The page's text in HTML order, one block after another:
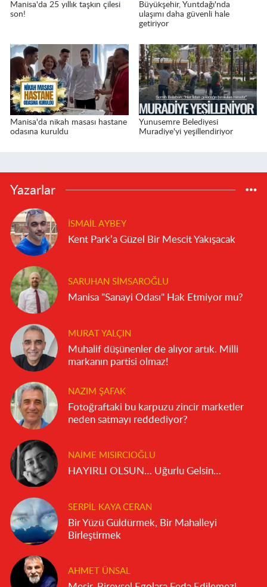
Manisa'da 25 yıllık taşkın çilesi
son!
Büyükşehir, Yuntdağı'nda
ulaşımı daha güvenli hale
getiriyor
Manisa'da nikah masası hastane
odasına kuruldu
Yunusemre Belediyesi
Muradiye'yi yeşillendiriyor
Yazarlar
İSMAIL AYBEY
Kent Park’a Güzel Bir Mescit Yakışacak
SARUHAN SIMSAROĞLU
Manisa "Sanayi Odası" Hak Etmiyor mu?
MURAT YALÇIN
Muhalif düşünenler de alıyor artık. Milli
markanın partisi olmaz!
NAZIM ŞAFAK
Fotoğraftaki bu karpuzu zincir marketler
neden satmayı reddediyor?
NAIME MISIRCIOĞLU
HAYIRLI OLSUN… Uğurlu Gelsin…
SERPIL KAYA CERAN
Bir Yüzü Güldürmek, Bir Mahalleyi
Birleştirmek
AHMET ÜNSAL